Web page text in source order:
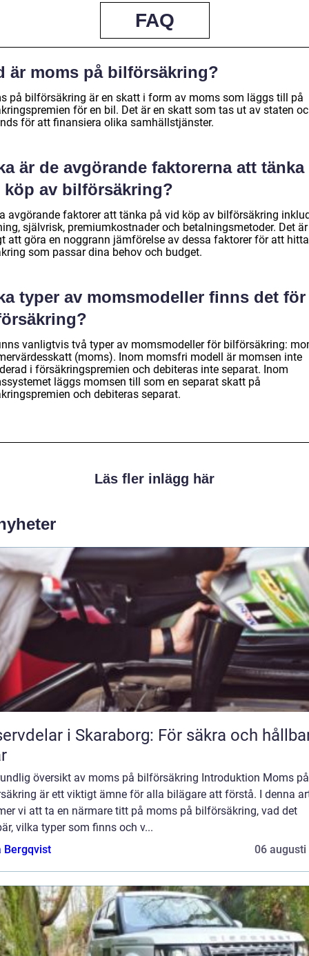
FAQ
är moms på bilförsäkring?
på bilförsäkring är en skatt i form av moms som läggs till på
för en bil. Det är en skatt som tas ut av staten
för att finansiera olika samhällstjänster.
är de avgörande faktorerna att tänka
köp av bilförsäkring?
avgörande faktorer att tänka på vid köp av bilförsäkring
självrisk, premiumkostnader och betalningsmetoder. Det är
att göra en noggrann jämförelse av dessa faktorer för att
som passar dina behov och budget.
typer av momsmodeller finns det för
vanligtvis två typer av momsmodeller för bilförsäkring:
(moms). Inom momsfri modell är momsen inte
i försäkringspremien och debiteras inte separat. Inom
läggs momsen till som en separat skatt på
och debiteras separat.
Läs fler inlägg här
i Skaraborg: För säkra och
översikt av moms på bilförsäkring Introduktion Moms på
är ett viktigt ämne för alla bilägare att förstå. I denna
vi att ta en närmare titt på moms på bilförsäkring, vad det
vilka typer som finns och v...
Bergqvist
06 augusti